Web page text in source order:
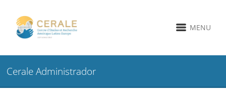
MENU
Cerale Administrador